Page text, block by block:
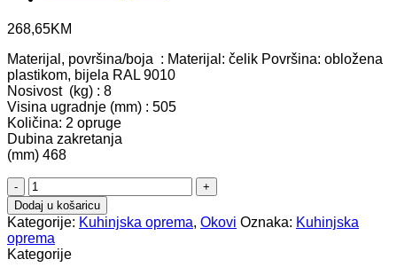
268,65KM
Materijal, površina/boja : Materijal: čelik Površina: obložena
plastikom, bijela RAL 9010
Nosivost (kg) : 8
Visina ugradnje (mm) : 505
Količina: 2 opruge
Dubina zakretanja
(mm) 468
Zakretni
okov
401-
570x505mm
504.18.767
količina
Dodaj u košaricu
Kategorije: Kuhinjska oprema, Okovi Oznaka: Kuhinjska
oprema
Kategorije